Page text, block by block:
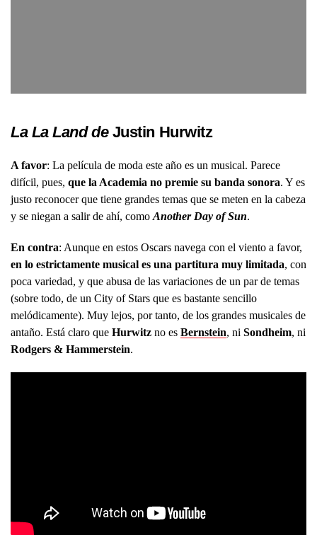
La La Land de Justin Hurwitz
A favor: La película de moda este año es un musical. Parece
difícil, pues, que la Academia no premie su banda sonora. Y es
justo reconocer que tiene grandes temas que se meten en la cabeza
y se niegan a salir de ahí, como Another Day of Sun.
En contra: Aunque en estos Oscars navega con el viento a favor,
en lo estrictamente musical es una partitura muy limitada, con
poca variedad, y que abusa de las variaciones de un par de temas
(sobre todo, de un City of Stars que es bastante sencillo
melódicamente). Muy lejos, por tanto, de los grandes musicales de
antaño. Está claro que Hurwitz no es Bernstein, ni Sondheim, ni
Rodgers & Hammerstein.